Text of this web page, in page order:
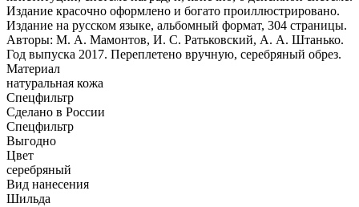
Издание красочно оформлено и богато проиллюстрировано.
Издание на русском языке, альбомный формат, 304 страницы.
Авторы: М. А. Мамонтов, И. С. Ратьковский, А. А. Штанько.
Год выпуска 2017. Переплетено вручную, серебряный обрез.
Материал
натуральная кожа
Спецфильтр
Сделано в России
Спецфильтр
Выгодно
Цвет
серебряный
Вид нанесения
Шильда